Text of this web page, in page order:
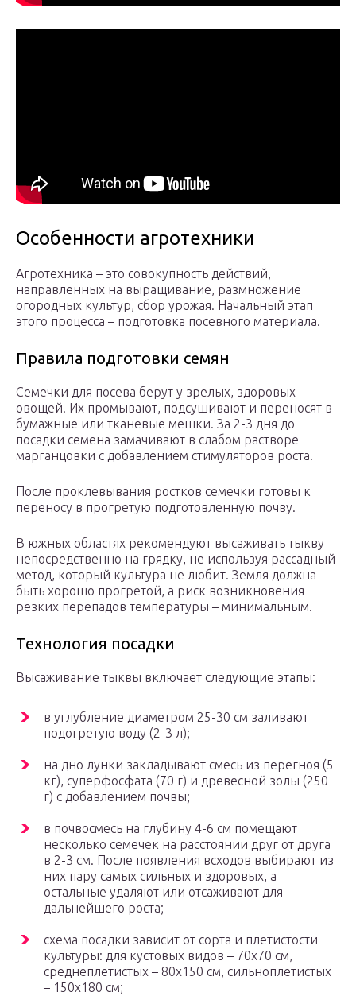
Особенности агротехники
Агротехника – это совокупность действий,
направленных на выращивание, размножение
огородных культур, сбор урожая. Начальный этап
этого процесса – подготовка посевного материала.
Правила подготовки семян
Семечки для посева берут у зрелых, здоровых
овощей. Их промывают, подсушивают и переносят в
бумажные или тканевые мешки. За 2-3 дня до
посадки семена замачивают в слабом растворе
марганцовки с добавлением стимуляторов роста.
После проклевывания ростков семечки готовы к
переносу в прогретую подготовленную почву.
В южных областях рекомендуют высаживать тыкву
непосредственно на грядку, не используя рассадный
метод, который культура не любит. Земля должна
быть хорошо прогретой, а риск возникновения
резких перепадов температуры – минимальным.
Технология посадки
Высаживание тыквы включает следующие этапы:
в углубление диаметром 25-30 см заливают
подогретую воду (2-3 л);
на дно лунки закладывают смесь из перегноя (5
кг), суперфосфата (70 г) и древесной золы (250
г) с добавлением почвы;
в почвосмесь на глубину 4-6 см помещают
несколько семечек на расстоянии друг от друга
в 2-3 см. После появления всходов выбирают из
них пару самых сильных и здоровых, а
остальные удаляют или отсаживают для
дальнейшего роста;
схема посадки зависит от сорта и плетистости
культуры: для кустовых видов – 70х70 см,
среднеплетистых – 80х150 см, сильноплетистых
– 150х180 см;